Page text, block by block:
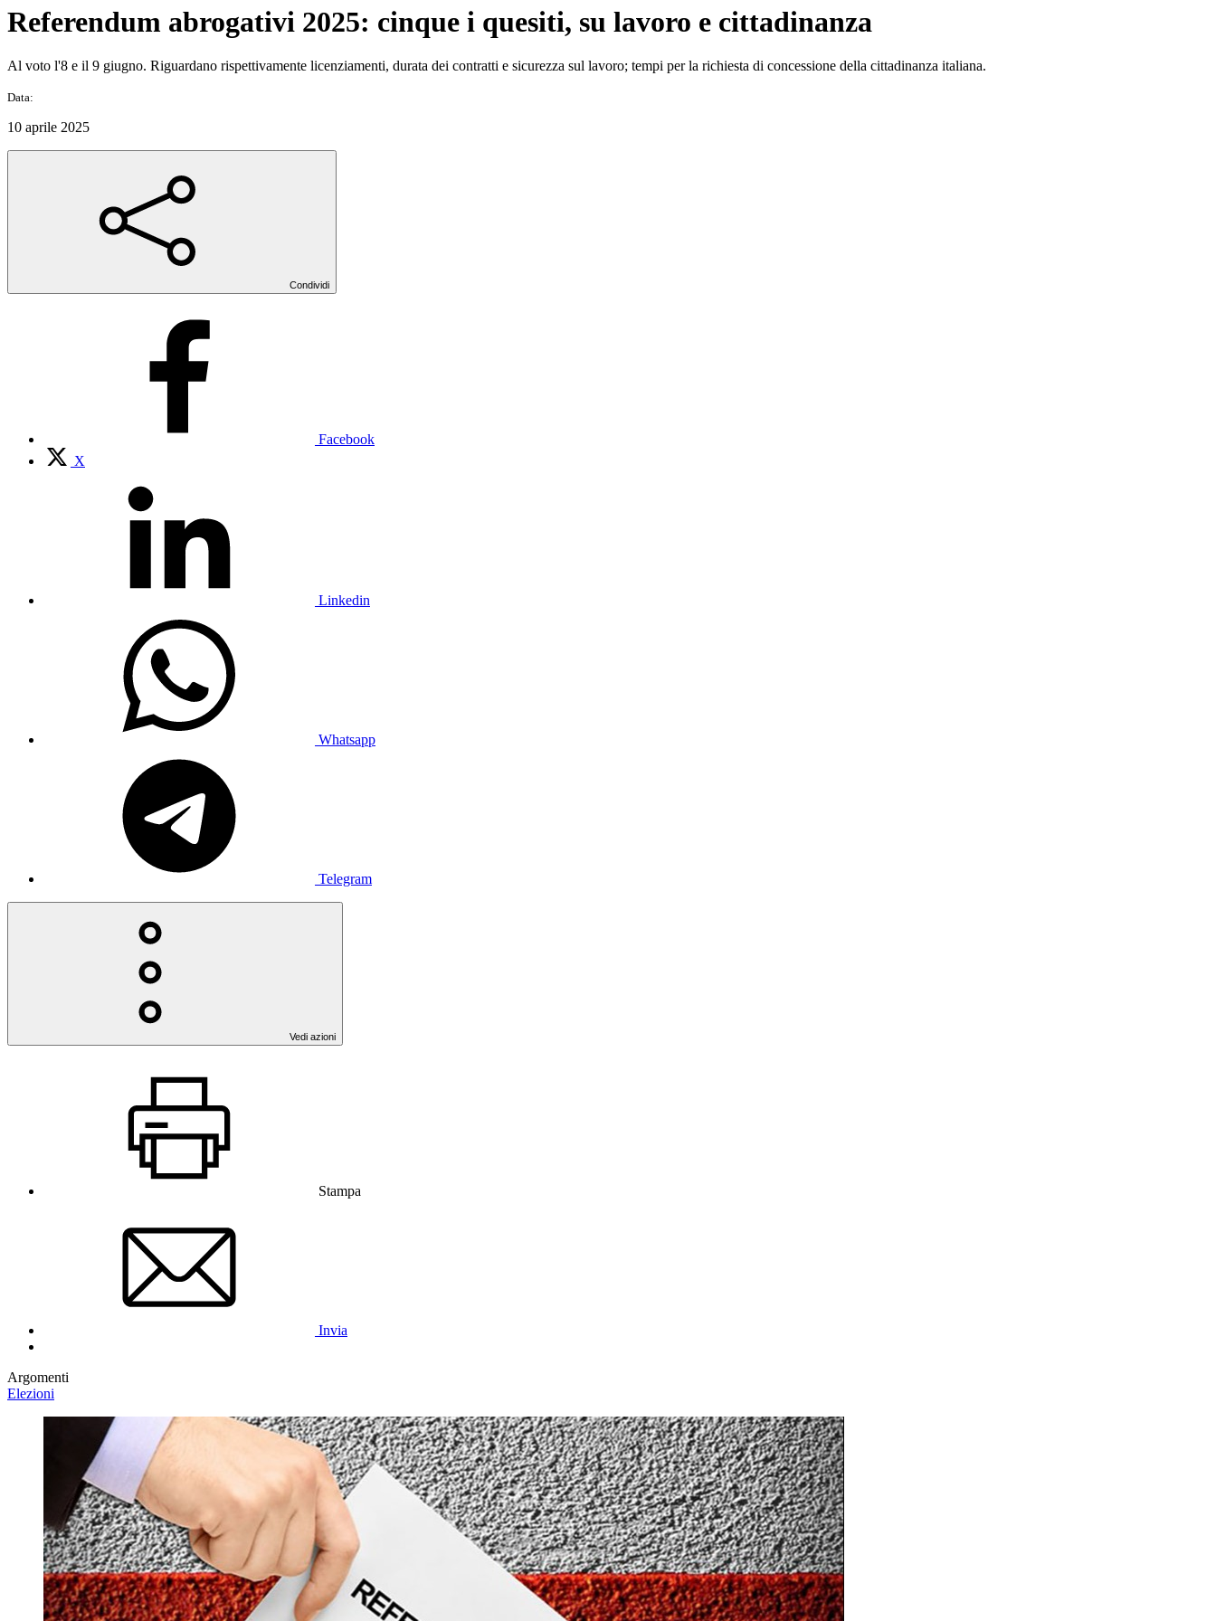
Referendum abrogativi 2025: cinque i quesiti, su lavoro e cittadinanza
Al voto l'8 e il 9 giugno. Riguardano rispettivamente licenziamenti, durata dei contratti e sicurezza sul lavoro; tempi per la richiesta di concessione della cittadinanza italiana.
Data:
10 aprile 2025
Condividi
Facebook
X
Linkedin
Whatsapp
Telegram
Vedi azioni
Stampa
Invia
Argomenti
Elezioni